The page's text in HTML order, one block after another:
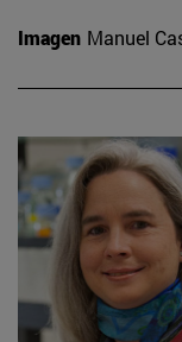
Imagen Manuel